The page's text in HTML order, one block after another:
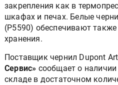
закрепления как в
шкафах и печах. Белые
(P5590) обеспечивают
хранения.
Поставщик чернил Dupont
Сервис» сообщает о
складе в достаточном